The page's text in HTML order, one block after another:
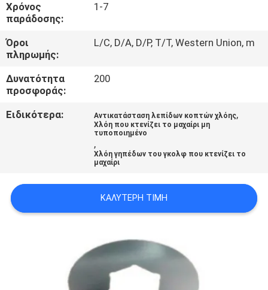
ΕΙΔΉΣΕΙΣ
ΖΗΤΉΣΤΕ
ΈΝΑ
ΑΠΌΣΠΑΣΜΑ
POLICY
Χρόνος
παράδοσης:
1-7
Όροι
πληρωμής:
L/C, D/A, D/P, T/T, Western Union, m
Δυνατότητα
προσφοράς:
200
Ειδικότερα: Αντικατάσταση λεπίδων κοπτών χλόης,
Χλόη που κτενίζει το μαχαίρι μη
τυποποιημένο
,
Χλόη γηπέδων του γκολφ που κτενίζει το
μαχαίρι
ΚΑΛΎΤΕΡΗ ΤΙΜΉ